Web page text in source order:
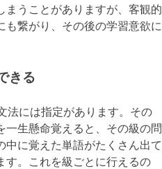
まうことがありますが、客観的
も繋がり、その後の学習意欲に
きる
法には指定があります。その
一生懸命覚えると、その級の問
中に覚えた単語がたくさん出て
す。これを級ごとに行えるの